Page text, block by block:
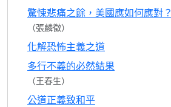
驚悚悲痛之餘，美國應如何應對？
（張麟徵）
化解恐怖主義之道
多行不義的必然結果
（王春生）
公道正義致和平